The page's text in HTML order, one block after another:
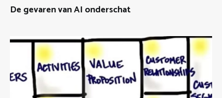
De gevaren van AI onderschat